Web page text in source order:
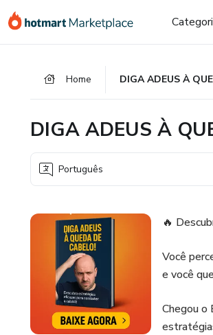
para
para
para
Home
DIGA ADEUS À
Português
🔥
Você
e você
Chegou o